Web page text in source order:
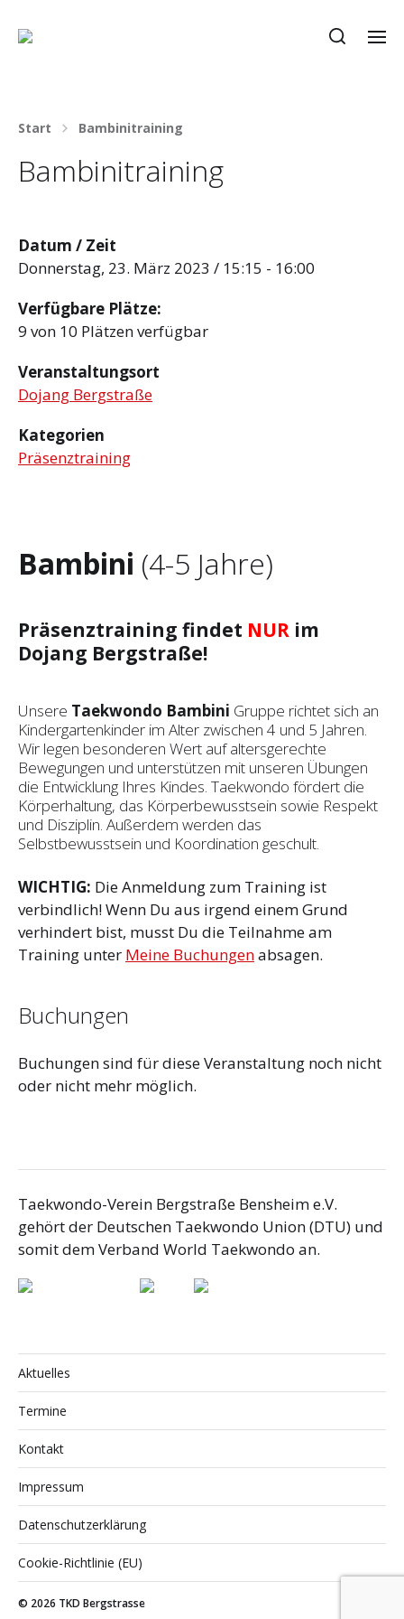
Start Bambinitraining
Bambinitraining
Datum / Zeit
Donnerstag, 23. März 2023 / 15:15 - 16:00
Verfügbare Plätze:
9 von 10 Plätzen verfügbar
Veranstaltungsort
Dojang Bergstraße
Kategorien
Präsenztraining
Bambini (4-5 Jahre)
Präsenztraining findet NUR im
Dojang Bergstraße!
Unsere Taekwondo Bambini Gruppe richtet sich an
Kindergartenkinder im Alter zwischen 4 und 5 Jahren.
Wir legen besonderen Wert auf altersgerechte
Bewegungen und unterstützen mit unseren Übungen
die Entwicklung Ihres Kindes. Taekwondo fördert die
Körperhaltung, das Körperbewusstsein sowie Respekt
und Disziplin. Außerdem werden das
Selbstbewusstsein und Koordination geschult.
WICHTIG: Die Anmeldung zum Training ist
verbindlich! Wenn Du aus irgend einem Grund
verhindert bist, musst Du die Teilnahme am
Training unter Meine Buchungenabsagen.
Buchungen
Buchungen sind für diese Veranstaltung noch nicht
oder nicht mehr möglich.
Taekwondo-Verein Bergstraße Bensheim e.V.
gehört der Deutschen Taekwondo Union (DTU) und
somit dem Verband World Taekwondo an.
Aktuelles
Termine
Kontakt
Impressum
Datenschutzerklärung
Cookie-Richtlinie (EU)
© 2026 TKD Bergstrasse